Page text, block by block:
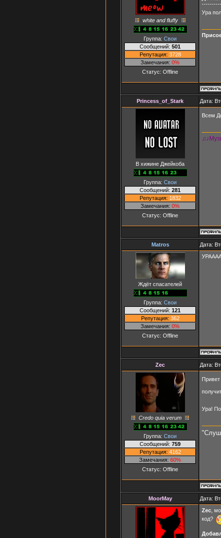
white and fluffy
Группа: Свои
Сообщений: 501
Репутация: 3728
Замечания: 0%
Статус: Offline
Ура
Princess_of_Stark Дата:
В хижине Джейкоба
Группа: Свои
Сообщений: 281
Репутация: 1832
Замечания: 0%
Статус: Offline
Всем
Matros Дата:
Ждёт спасателей
Группа: Свои
Сообщений: 121
Репутация: 362
Замечания: 0%
Статус: Offline
Zec Дата:
Credo quia verum
Группа: Свои
Сообщений: 759
Репутация: 4162
Замечания: 60%
Статус: Offline
Ура!
MoorMay
Дата:
Zec ,
код?